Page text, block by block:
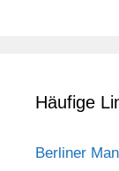
Häufige
Berliner